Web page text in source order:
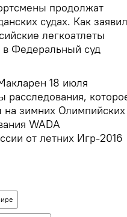
продолжат
судах. Как заявил
легкоатлеты
в Федеральный суд
18 июля
расследования,
на зимних Олимпийских
WADA
от летних Игр-2016